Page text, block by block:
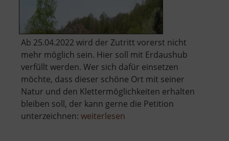
Ab 25.04.2022 wird der Zutritt vorerst nicht
mehr möglich sein. Hier soll mit Erdaushub
verfüllt werden. Wer sich dafür einsetzen
möchte, dass dieser schöne Ort mit seiner
Natur und den Klettermöglichkeiten erhalten
bleiben soll, der kann gerne die Petition
unterzeichnen: weiterlesen